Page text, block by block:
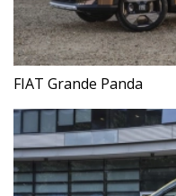
FIAT Grande Panda